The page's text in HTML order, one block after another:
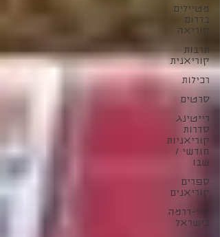
מטיילים
בדרום
קוריאה
תרבות
קוריאנית
רכילות
סרטים
רייטינג
סדרות
קוריאניות
חודשי /
שבו
ספרים
קוריאנים
קיי-דרמה
בישראל